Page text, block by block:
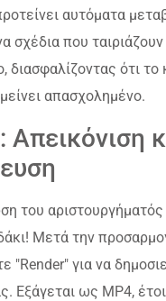
αυτόματα
σχέδια που
διασφαλίζοντας ότι το
απασχολημένο.
Απεικόνιση
του αριστουργήματός
Μετά την
"Render" για να
Εξάγεται ως MP4,